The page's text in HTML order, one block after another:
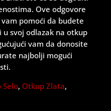
Ove odgovore
pomoći da budete
svoj odlazak na otkup
vam da donosite
najbolji mogući
Selo, Otkup Zlata,